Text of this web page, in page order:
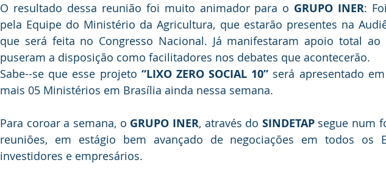
O resultado dessa reunião foi muito animador para o GRUPO INER:
pela Equipe do Ministério da Agricultura, que estarão presentes na
que será feita no Congresso Nacional. Já manifestaram apoio total
puseram a disposição como facilitadores nos debates que acontecerão.
Sabe--se que esse projeto “LIXO ZERO SOCIAL 10” será apresentado
mais 05 Ministérios em Brasília ainda nessa semana.
Para coroar a semana, o GRUPO INER, através do SINDETAP segue num
reuniões, em estágio bem avançado de negociações em todos os
investidores e empresários.